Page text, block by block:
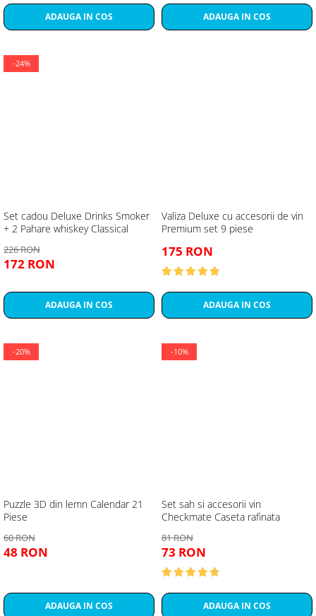
ADAUGA IN COS ADAUGA IN COS
-24%
Set cadou Deluxe Drinks Smoker
+ 2 Pahare whiskey Classical
226 RON
172 RON
ADAUGA IN COS
Valiza Deluxe cu accesorii de vin
Premium set 9 piese
175 RON
ADAUGA IN COS
-20%
Puzzle 3D din lemn Calendar 21
Piese
60 RON
48 RON
ADAUGA IN COS
-10%
Set sah si accesorii vin
Checkmate Caseta rafinata
81 RON
73 RON
ADAUGA IN COS